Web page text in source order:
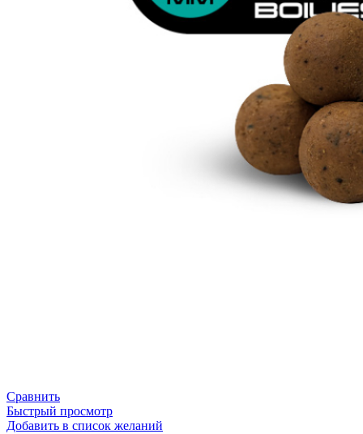
Сравнить
Быстрый просмотр
Добавить в список желаний